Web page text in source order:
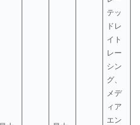
テッ
ドレ
イト
レー
シン
グ、
メデ
ィア
エン